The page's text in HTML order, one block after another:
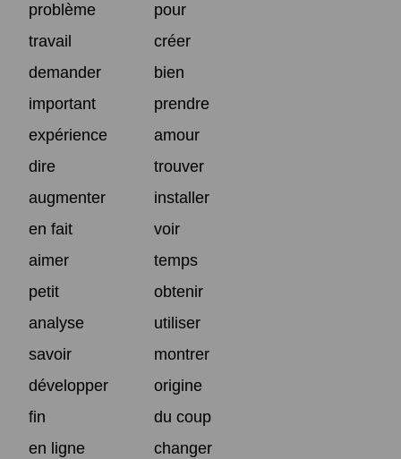
problème
pour
travail
créer
demander
bien
important
prendre
expérience
amour
dire
trouver
augmenter
installer
en fait
voir
aimer
temps
petit
obtenir
analyse
utiliser
savoir
montrer
développer
origine
fin
du coup
en ligne
changer